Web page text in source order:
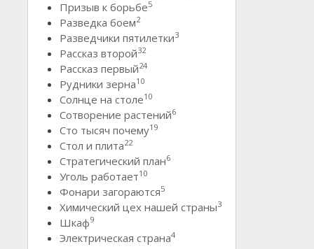
Призыв к борьбе5
Разведка боем2
Разведчики пятилетки3
Рассказ второй32
Рассказ первый24
Рудники зерна10
Солнце на столе10
Сотворение растений6
Сто тысяч почему19
Стол и плита22
Стратегический план6
Уголь работает10
Фонари загораются5
Химический цех нашей страны3
Шкаф9
Электрическая страна4